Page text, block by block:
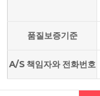
품질보증기준
A/S 책임자와 전화번호